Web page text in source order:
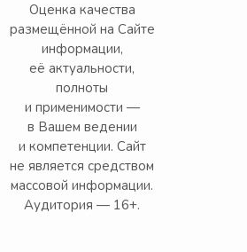
Оценка качества
размещённой на Сайте
информации,
её актуальности,
полноты
и применимости —
в Вашем ведении
и компетенции. Сайт
не является средством
массовой информации.
Аудитория — 16+.